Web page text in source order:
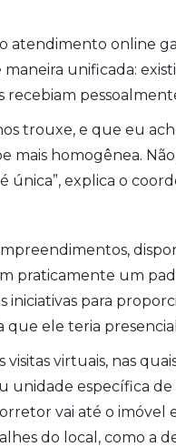
atendimento online
maneira unificada:
trouxe, e que eu
mais homogênea.
única”, explica o
praticamente um
iniciativas para
que ele teria
visitas virtuais, nas
unidade específica
vai até o
do local, como a